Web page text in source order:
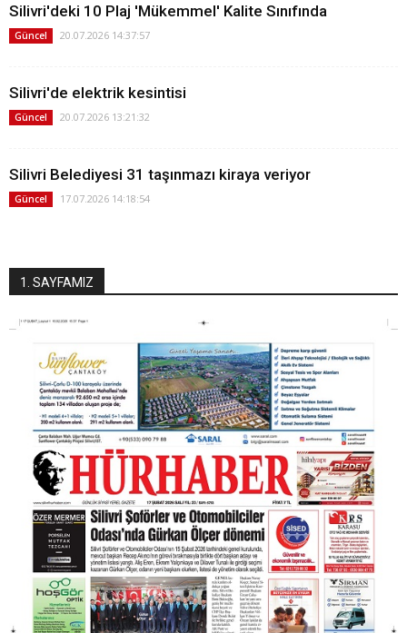
Silivri'deki 10 Plaj 'Mükemmel' Kalite Sınıfında
Güncel 20.07.2026 14:37:57
Silivri'de elektrik kesintisi
Güncel 20.07.2026 13:21:32
Silivri Belediyesi 31 taşınmazı kiraya veriyor
Güncel 17.07.2026 14:18:54
1. SAYFAMIZ